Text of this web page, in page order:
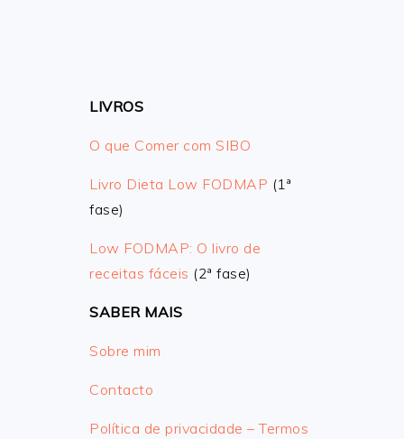
LIVROS
O que Comer com SIBO
Livro Dieta Low FODMAP (1ª
fase)
Low FODMAP: O livro de
receitas fáceis (2ª fase)
SABER MAIS
Sobre mim
Contacto
Política de privacidade – Termos